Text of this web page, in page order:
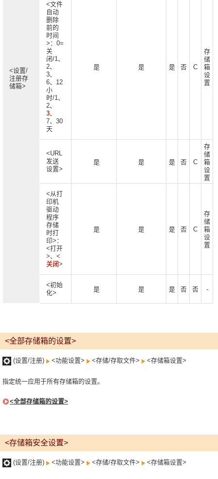
<设置/
注册存
储箱>
<文件
自动
删除
前的
时间
>：0=
关
闭/1、
2、
3、
6、12
小
时/1、
2、
3、
7、30
天
是 是 是 否 C
存
储
箱
设
置
<URL
发送
设置>
是 是 是 否 C
存
储
箱
设
置
<从打
印机
驱动
程序
存储
时打
印>：
<打开
>、<
关闭>
是 是 是 否 C
存
储
箱
设
置
<初始
化>
是 是 是 否 否 -
<全部存储箱的设置>
(设置/注册) <功能设置> <存储/存取文件> <存储箱设置>
指定统一应用于所有存储箱的设置。
<全部存储箱的设置>
<存储箱安全设置>
(设置/注册) <功能设置> <存储/存取文件> <存储箱设置>